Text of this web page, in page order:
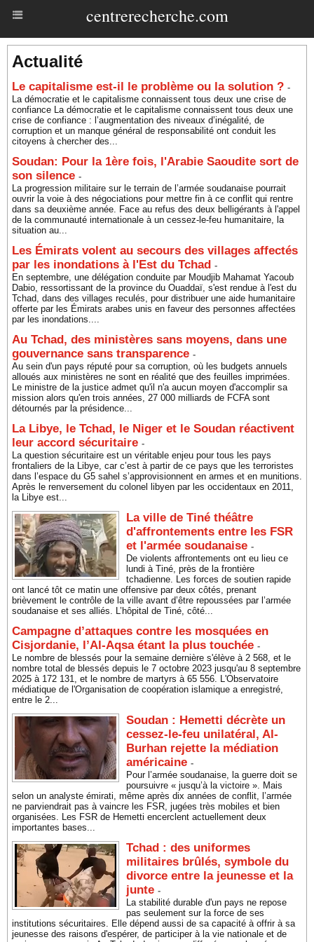
centrerecherche.com
Actualité
Le capitalisme est-il le problème ou la solution ? -
La démocratie et le capitalisme connaissent tous deux une crise de
confiance La démocratie et le capitalisme connaissent tous deux une
crise de confiance : l’augmentation des niveaux d’inégalité, de
corruption et un manque général de responsabilité ont conduit les
citoyens à chercher des...
Soudan: Pour la 1ère fois, l'Arabie Saoudite sort de
son silence -
La progression militaire sur le terrain de l’armée soudanaise pourrait
ouvrir la voie à des négociations pour mettre fin à ce conflit qui rentre
dans sa deuxième année. Face au refus des deux belligérants à l'appel
de la communauté internationale à un cessez-le-feu humanitaire, la
situation au...
Les Émirats volent au secours des villages affectés
par les inondations à l'Est du Tchad -
En septembre, une délégation conduite par Moudjib Mahamat Yacoub
Dabio, ressortissant de la province du Ouaddaï, s'est rendue à l'est du
Tchad, dans des villages reculés, pour distribuer une aide humanitaire
offerte par les Émirats arabes unis en faveur des personnes affectées
par les inondations....
Au Tchad, des ministères sans moyens, dans une
gouvernance sans transparence -
Au sein d'un pays réputé pour sa corruption, où les budgets annuels
alloués aux ministères ne sont en réalité que des feuilles imprimées.
Le ministre de la justice admet qu'il n'a aucun moyen d'accomplir sa
mission alors qu'en trois années, 27 000 milliards de FCFA sont
détournés par la présidence...
La Libye, le Tchad, le Niger et le Soudan réactivent
leur accord sécuritaire -
La question sécuritaire est un véritable enjeu pour tous les pays
frontaliers de la Libye, car c’est à partir de ce pays que les terroristes
dans l’espace du G5 sahel s’approvisionnent en armes et en munitions.
Après le renversement du colonel libyen par les occidentaux en 2011,
la Libye est...
La ville de Tiné théâtre
d'affrontements entre les FSR
et l'armée soudanaise -
De violents affrontements ont eu lieu ce
lundi à Tiné, près de la frontière
tchadienne. Les forces de soutien rapide
ont lancé tôt ce matin une offensive par deux côtés, prenant
brièvement le contrôle de la ville avant d’être repoussées par l’armée
soudanaise et ses alliés. L’hôpital de Tiné, côté...
Campagne d’attaques contre les mosquées en
Cisjordanie, l’Al-Aqsa étant la plus touchée -
Le nombre de blessés pour la semaine dernière s'élève à 2 568, et le
nombre total de blessés depuis le 7 octobre 2023 jusqu'au 8 septembre
2025 à 172 131, et le nombre de martyrs à 65 556. L'Observatoire
médiatique de l'Organisation de coopération islamique a enregistré,
entre le 2...
Soudan : Hemetti décrète un
cessez-le-feu unilatéral, Al-
Burhan rejette la médiation
américaine -
Pour l’armée soudanaise, la guerre doit se
poursuivre « jusqu’à la victoire ». Mais
selon un analyste émirati, même après dix années de conflit, l’armée
ne parviendrait pas à vaincre les FSR, jugées très mobiles et bien
organisées. Les FSR de Hemetti encerclent actuellement deux
importantes bases...
Tchad : des uniformes
militaires brûlés, symbole du
divorce entre la jeunesse et la
junte -
La stabilité durable d'un pays ne repose
pas seulement sur la force de ses
institutions sécuritaires. Elle dépend aussi de sa capacité à offrir à sa
jeunesse des raisons d'espérer, de participer à la vie nationale et de